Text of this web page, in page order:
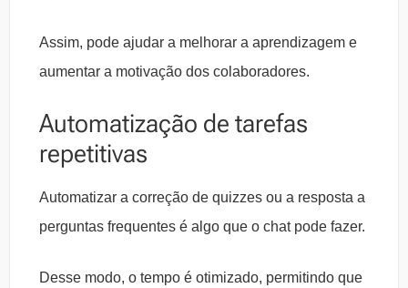
Assim, pode ajudar a melhorar a aprendizagem e
aumentar a motivação dos colaboradores.
Automatização de tarefas
repetitivas
Automatizar a correção de quizzes ou a resposta a
perguntas frequentes é algo que o chat pode fazer.
Desse modo, o tempo é otimizado, permitindo que